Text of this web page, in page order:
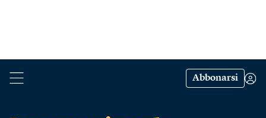
Abbonarsi